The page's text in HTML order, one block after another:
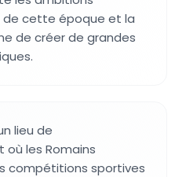
cette époque et la
de créer de grandes
lieu de
les Romains
compétitions sportives